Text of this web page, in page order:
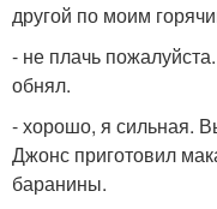
другой по моим
- не плачь
обнял.
- хорошо, я сильная.
Джонс приготовил
баранины.